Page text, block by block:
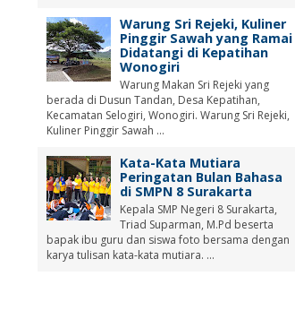
Warung Sri Rejeki, Kuliner
Pinggir Sawah yang Ramai
Didatangi di Kepatihan
Wonogiri
Warung Makan Sri Rejeki yang
berada di Dusun Tandan, Desa Kepatihan,
Kecamatan Selogiri, Wonogiri. Warung Sri Rejeki,
Kuliner Pinggir Sawah ...
Kata-Kata Mutiara
Peringatan Bulan Bahasa
di SMPN 8 Surakarta
Kepala SMP Negeri 8 Surakarta,
Triad Suparman, M.Pd beserta
bapak ibu guru dan siswa foto bersama dengan
karya tulisan kata-kata mutiara. ...